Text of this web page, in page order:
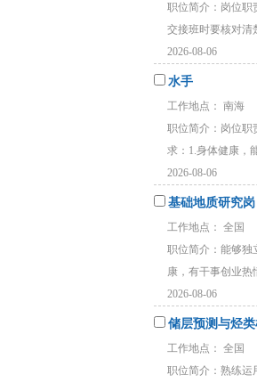
职位简介：岗位职
交接班时要核对清
2026-08-06
水手
工作地点： 南海
职位简介：岗位职
求：1.身体健康，
2026-08-06
基础地质研究岗
工作地点： 全国
职位简介：能够独
康，有干事创业热
2026-08-06
储层预测与烃
工作地点： 全国
职位简介：熟练运